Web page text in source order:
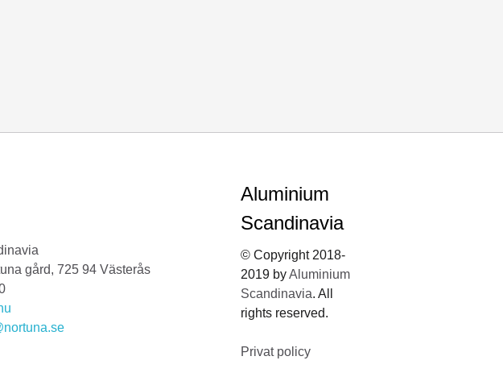
gård, 725 94 Västerås
Aluminium
Scandinavia
© Copyright 2018-
2019 byAluminium
Scandinavia. All
rights reserved.
Privat policy